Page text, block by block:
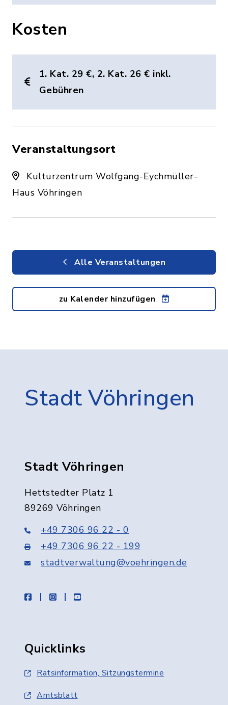
Kosten
1. Kat. 29 €, 2. Kat. 26 € inkl.
Gebühren
Veranstaltungsort
Kulturzentrum Wolfgang-Eychmüller-
Haus Vöhringen
Alle Veranstaltungen
zu Kalender hinzufügen
Stadt Vöhringen
Stadt Vöhringen
Hettstedter Platz 1
89269 Vöhringen
+49 7306 96 22 - 0
+49 7306 96 22 - 199
stadtverwaltung@voehringen.de
facebookinstagramyoutube
Quicklinks
Ratsinformation, Sitzungstermine
Amtsblatt